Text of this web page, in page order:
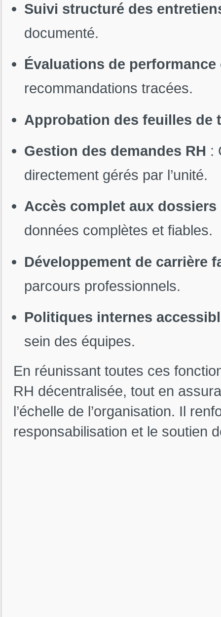
Suivi structuré des
documenté.
Évaluations de performance
recommandations tracées.
Approbation des feuilles de
Gestion des demandes RH :
directement gérés par l’unité.
Accès complet aux dossiers
données complètes et fiables.
Développement de carrière
parcours professionnels.
Politiques internes
sein des équipes.
En réunissant toutes ces
RH décentralisée, tout en
l’échelle de l’organisation. Il
responsabilisation et le soutien